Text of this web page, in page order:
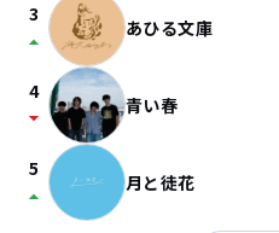
3
arrow_drop_up あひる文庫
4
arrow_drop_down 青い春
5
arrow_drop_up 月と徒花